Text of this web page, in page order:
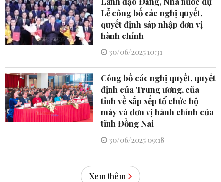
Lễ công bố các nghị quyết,
quyết định sáp nhập đơn vị
hành chính
30/06/2025 10:31
Công bố các nghị quyết, quyết
định của Trung ương, của
tỉnh về sắp xếp tổ chức bộ
máy và đơn vị hành chính của
tỉnh Đồng Nai
30/06/2025 09:18
Xem thêm